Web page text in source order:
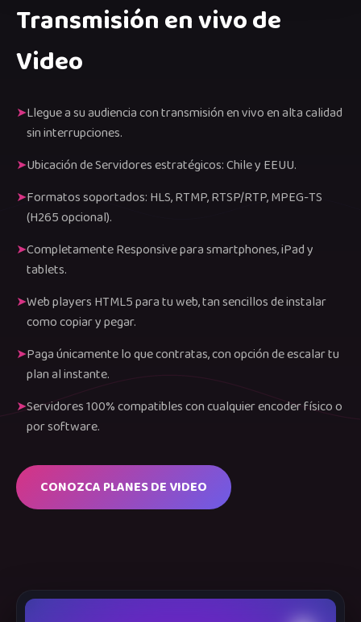
Transmisión en vivo de
Video
Llegue a su audiencia con transmisión en vivo en alta calidad
sin interrupciones.
Ubicación de Servidores estratégicos: Chile y EEUU.
Formatos soportados: HLS, RTMP, RTSP/RTP, MPEG-TS
(H265 opcional).
Completamente Responsive para smartphones, iPad y
tablets.
Web players HTML5 para tu web, tan sencillos de instalar
como copiar y pegar.
Paga únicamente lo que contratas, con opción de escalar tu
plan al instante.
Servidores 100% compatibles con cualquier encoder físico o
por software.
CONOZCA PLANES DE VIDEO